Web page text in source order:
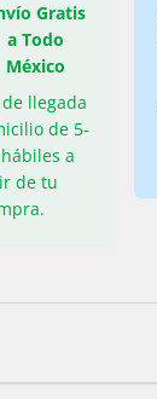
Gratis
a Todo
México
llegada
de 5-
a
de tu